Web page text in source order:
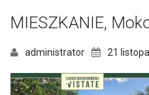
MIESZKANIE,
administrator 21